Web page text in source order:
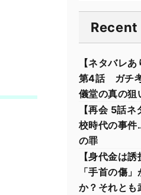
【ネタバレ
第4話 ガチ
儀堂の真の狙
【再会 5話
校時代の事
の罪
【身代金は
「手首の傷
か？それとも